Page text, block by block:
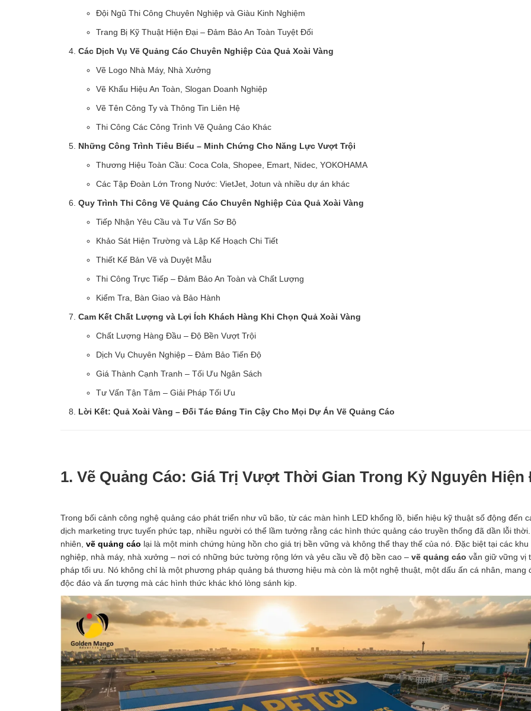
Đội Ngũ Thi Công Chuyên Nghiệp và Giàu Kinh Nghiệm
Trang Bị Kỹ Thuật Hiện Đại – Đảm Bảo An Toàn Tuyệt Đối
Các Dịch Vụ Vẽ Quảng Cáo Chuyên Nghiệp Của Quả Xoài Vàng
Vẽ Logo Nhà Máy, Nhà Xưởng
Vẽ Khẩu Hiệu An Toàn, Slogan Doanh Nghiệp
Vẽ Tên Công Ty và Thông Tin Liên Hệ
Thi Công Các Công Trình Vẽ Quảng Cáo Khác
Những Công Trình Tiêu Biểu – Minh Chứng Cho Năng Lực Vượt Trội
Thương Hiệu Toàn Cầu: Coca Cola, Shopee, Emart, Nidec, YOKOHAMA
Các Tập Đoàn Lớn Trong Nước: VietJet, Jotun và nhiều dự án khác
Quy Trình Thi Công Vẽ Quảng Cáo Chuyên Nghiệp Của Quả Xoài Vàng
Tiếp Nhận Yêu Cầu và Tư Vấn Sơ Bộ
Khảo Sát Hiện Trường và Lập Kế Hoạch Chi Tiết
Thiết Kế Bản Vẽ và Duyệt Mẫu
Thi Công Trực Tiếp – Đảm Bảo An Toàn và Chất Lượng
Kiểm Tra, Bàn Giao và Bảo Hành
Cam Kết Chất Lượng và Lợi Ích Khách Hàng Khi Chọn Quả Xoài Vàng
Chất Lượng Hàng Đầu – Độ Bền Vượt Trội
Dịch Vụ Chuyên Nghiệp – Đảm Bảo Tiến Độ
Giá Thành Cạnh Tranh – Tối Ưu Ngân Sách
Tư Vấn Tận Tâm – Giải Pháp Tối Ưu
Lời Kết: Quả Xoài Vàng – Đối Tác Đáng Tin Cậy Cho Mọi Dự Án Vẽ Quảng Cáo
1. Vẽ Quảng Cáo: Giá Trị Vượt Thời Gian Trong Kỷ Nguyên Hiện
Trong bối cảnh công nghệ quảng cáo phát triển như vũ bão, từ các màn hình LED khổng lồ, biển hiệu kỹ thuật số động đến
dịch marketing trực tuyến phức tạp, nhiều người có thể lầm tưởng rằng các hình thức quảng cáo truyền thống đã dần lỗi
nhiên, vẽ quảng cáo lại là một minh chứng hùng hồn cho giá trị bền vững và không thể thay thế của nó. Đặc biệt tại các khu
nghiệp, nhà máy, nhà xưởng – nơi có những bức tường rộng lớn và yêu cầu về độ bền cao – vẽ quảng cáo vẫn giữ vững vị
pháp tối ưu. Nó không chỉ là một phương pháp quảng bá thương hiệu mà còn là một nghệ thuật, một dấu ấn cá nhân, mang
độc đáo và ấn tượng mà các hình thức khác khó lòng sánh kịp.